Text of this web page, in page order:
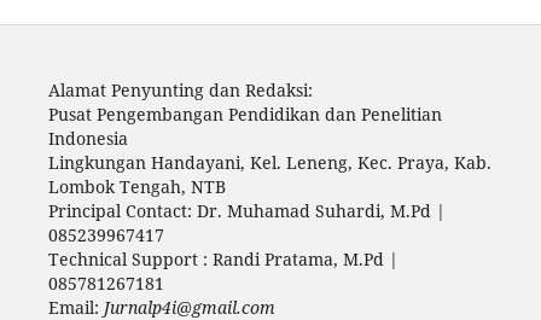
Alamat Penyunting dan Redaksi:
Pusat Pengembangan Pendidikan dan Penelitian
Indonesia
Lingkungan Handayani, Kel. Leneng, Kec. Praya, Kab.
Lombok Tengah, NTB
Principal Contact: Dr. Muhamad Suhardi, M.Pd |
085239967417
Technical Support : Randi Pratama, M.Pd |
085781267181
Email: Jurnalp4i@gmail.com